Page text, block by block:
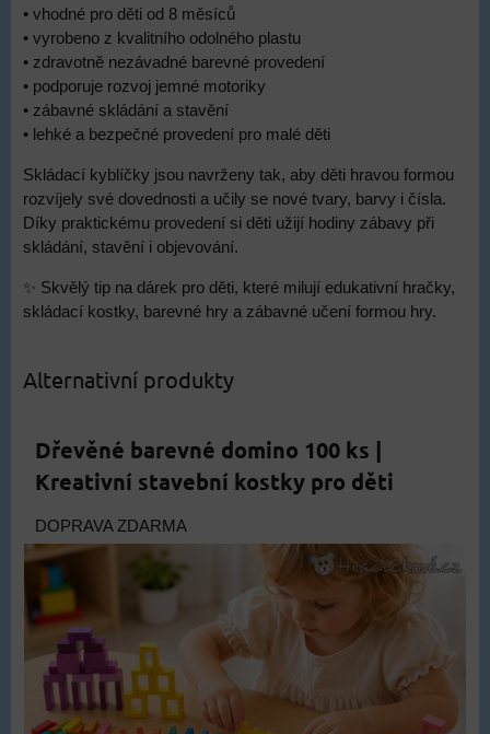
• vhodné pro děti od 8 měsíců
• vyrobeno z kvalitního odolného plastu
• zdravotně nezávadné barevné provedení
• podporuje rozvoj jemné motoriky
• zábavné skládání a stavění
• lehké a bezpečné provedení pro malé děti
Skládací kyblíčky jsou navrženy tak, aby děti hravou formou
rozvíjely své dovednosti a učily se nové tvary, barvy i čísla.
Díky praktickému provedení si děti užijí hodiny zábavy při
skládání, stavění i objevování.
✨ Skvělý tip na dárek pro děti, které milují edukativní hračky,
skládací kostky, barevné hry a zábavné učení formou hry.
Alternativní produkty
Dřevěné barevné domino 100 ks |
Kreativní stavební kostky pro děti
DOPRAVA ZDARMA